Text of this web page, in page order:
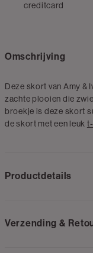
creditcard
Omschrijving
Deze skort van Amy &
zachte plooien die
broekje is deze skort
de skort met een leuk
Productdetails
Verzending &